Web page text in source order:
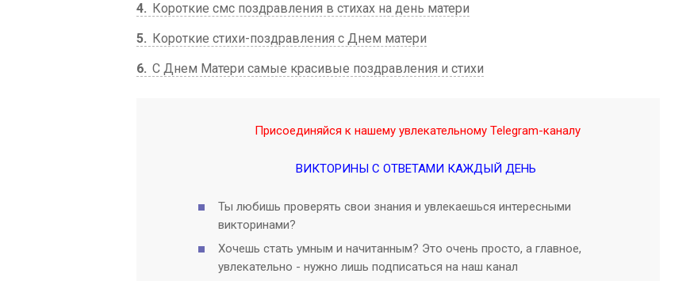
4
Короткие смс поздравления в стихах на день матери
5
Короткие стихи-поздравления с Днем матери
6 С Днем Матери самые красивые поздравления и стихи
Присоединяйся к нашему увлекательному Telegram-каналу
ВИКТОРИНЫ С ОТВЕТАМИ КАЖДЫЙ ДЕНЬ
Ты любишь проверять свои знания и увлекаешься интересными
викторинами?
Хочешь стать умным и начитанным? Это очень просто, а главное,
увлекательно - нужно лишь подписаться на наш канал